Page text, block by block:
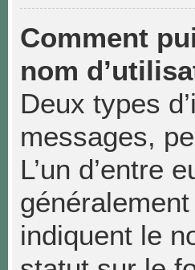
Comment
nom
Deux types
messages,
L’un d’entre
indiquent le